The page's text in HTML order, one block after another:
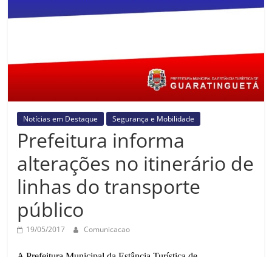
Estância
Notícias em Destaque Segurança e Mobilidade
Prefeitura informa
alterações no itinerário de
linhas do transporte
público
19/05/2017 Comunicacao